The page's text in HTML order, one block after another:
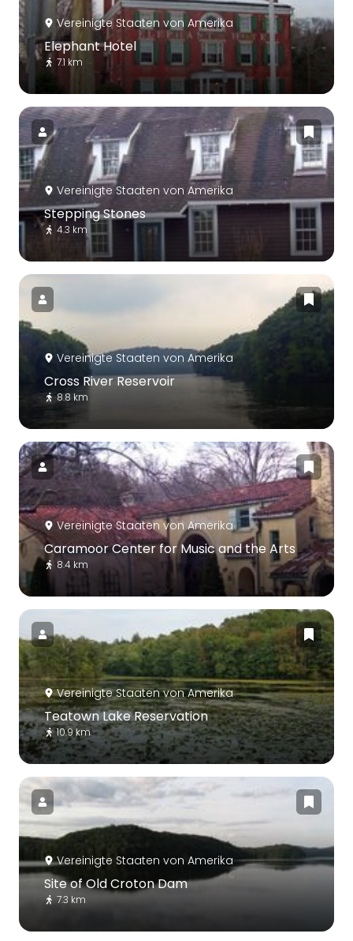
Vereinigte Staaten von Amerika
Elephant Hotel
7.1 km
Vereinigte Staaten von Amerika
Stepping Stones
4.3 km
Vereinigte Staaten von Amerika
Cross River Reservoir
8.8 km
Vereinigte Staaten von Amerika
Caramoor Center for Music and the Arts
8.4 km
Vereinigte Staaten von Amerika
Teatown Lake Reservation
10.9 km
Vereinigte Staaten von Amerika
Site of Old Croton Dam
7.3 km